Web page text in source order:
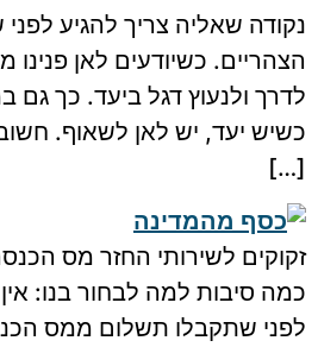
נקודה שאליה צריך להגיע
הצהריים. כשיודעים לאן
לדרך ולנעוץ דגל ביעד. כך
כשיש יעד, יש לאן לשאוף.
[…]
זקוקים לשירותי החזר מס
כמה סיבות למה לבחור בנו:
לפני שתקבלו תשלום ממס